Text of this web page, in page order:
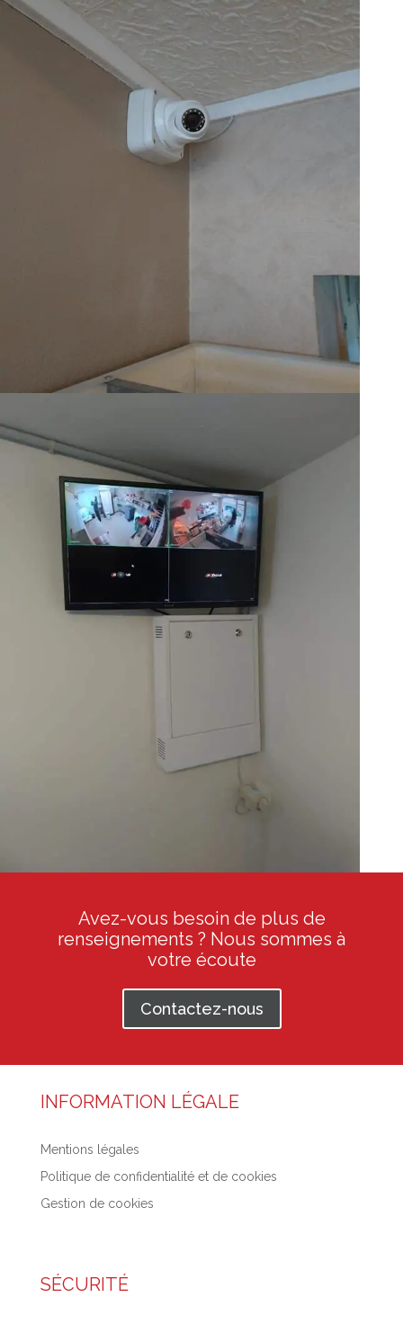
Avez-vous besoin de plus de
renseignements ? Nous sommes à
votre écoute
Contactez-nous
INFORMATION LÉGALE
Mentions légales
Politique de confidentialité et de cookies
Gestion de cookies
SÉCURITÉ